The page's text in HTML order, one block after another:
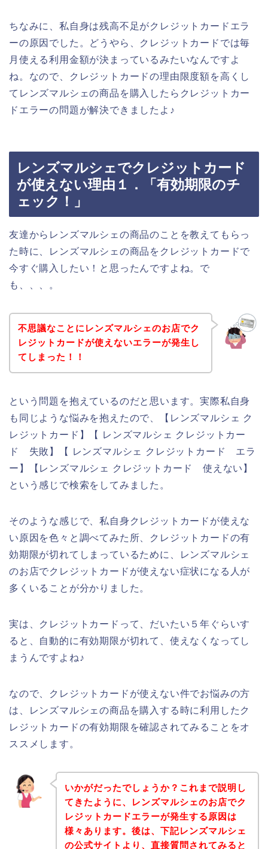
ちなみに、私自身は残高不足がクレジットカードエラ
ーの原因でした。どうやら、クレジットカードでは毎
月使える利用金額が決まっているみたいなんですよ
ね。なので、クレジットカードの理由限度額を高くし
てレンズマルシェの商品を購入したらクレジットカー
ドエラーの問題が解決できましたよ♪
レンズマルシェでクレジットカード
が使えない理由１．「有効期限のチ
ェック！」
友達からレンズマルシェの商品のことを教えてもらっ
た時に、レンズマルシェの商品をクレジットカードで
今すぐ購入したい！と思ったんですよね。で
も、、、。
不思議なことにレンズマルシェのお店でク
レジットカードが使えないエラーが発生し
てしまった！！
という問題を抱えているのだと思います。実際私自身
も同じような悩みを抱えたので、【レンズマルシェ ク
レジットカード】【 レンズマルシェ クレジットカー
ド 失敗】【 レンズマルシェ クレジットカード エラ
ー】【レンズマルシェ クレジットカード 使えない】
という感じで検索をしてみました。
そのような感じで、私自身クレジットカードが使えな
い原因を色々と調べてみた所、クレジットカードの有
効期限が切れてしまっているために、レンズマルシェ
のお店でクレジットカードが使えない症状になる人が
多くいることが分かりました。
実は、クレジットカードって、だいたい５年ぐらいす
ると、自動的に有効期限が切れて、使えなくなってし
まうんですよね♪
なので、クレジットカードが使えない件でお悩みの方
は、レンズマルシェの商品を購入する時に利用したク
レジットカードの有効期限を確認されてみることをオ
ススメします。
いかがだったでしょうか？これまで説明し
てきたように、レンズマルシェのお店でク
レジットカードエラーが発生する原因は
様々あります。後は、下記レンズマルシェ
の公式サイトより、直接質問されてみると